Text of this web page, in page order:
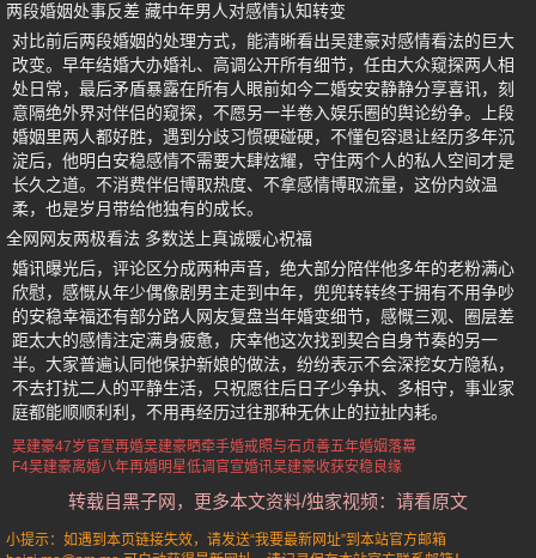
两段婚姻处事反差 藏中年男人对感情认知转变
对比前后两段婚姻的处理方式，能清晰看出吴建豪对感情看法的巨大
改变。早年结婚大办婚礼、高调公开所有细节，任由大众窥探两人相
处日常，最后矛盾暴露在所有人眼前如今二婚安安静静分享喜讯，刻
意隔绝外界对伴侣的窥探，不愿另一半卷入娱乐圈的舆论纷争。上段
婚姻里两人都好胜，遇到分歧习惯硬碰硬，不懂包容退让经历多年沉
淀后，他明白安稳感情不需要大肆炫耀，守住两个人的私人空间才是
长久之道。不消费伴侣博取热度、不拿感情博取流量，这份内敛温
柔，也是岁月带给他独有的成长。
全网网友两极看法 多数送上真诚暖心祝福
婚讯曝光后，评论区分成两种声音，绝大部分陪伴他多年的老粉满心
欣慰，感慨从年少偶像剧男主走到中年，兜兜转转终于拥有不用争吵
的安稳幸福还有部分路人网友复盘当年婚变细节，感慨三观、圈层差
距太大的感情注定满身疲惫，庆幸他这次找到契合自身节奏的另一
半。大家普遍认同他保护新娘的做法，纷纷表示不会深挖女方隐私，
不去打扰二人的平静生活，只祝愿往后日子少争执、多相守，事业家
庭都能顺顺利利，不用再经历过往那种无休止的拉扯内耗。
吴建豪47岁官宣再婚吴建豪晒牵手婚戒照与石贞善五年婚姻落幕
F4吴建豪离婚八年再婚明星低调官宣婚讯吴建豪收获安稳良缘
转载自黑子网，更多本文资料/独家视频：请看原文
小提示：如遇到本页链接失效，请发送“我要最新网址”到本站官方邮箱